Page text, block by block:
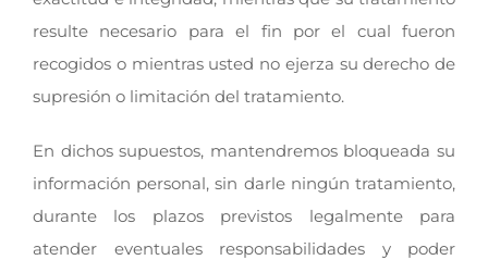
resulte necesario para el fin por el cual fueron
recogidos o mientras usted no ejerza su derecho de
supresión o limitación del tratamiento.
En dichos supuestos, mantendremos bloqueada su
información personal, sin darle ningún tratamiento,
durante los plazos previstos legalmente para
atender eventuales responsabilidades y poder